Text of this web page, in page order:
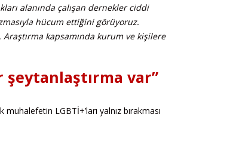
alanında çalışan dernekler ciddi
hücum ettiğini görüyoruz.
kapsamında kurum ve kişilere
şeytanlaştırma var”
LGBTİ+’ları yalnız bırakması